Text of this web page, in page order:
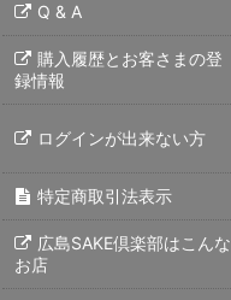
Q & A
購入履歴とお客さまの登
録情報
ログインが出来ない方
特定商取引法表示
広島SAKE倶楽部はこんな
お店